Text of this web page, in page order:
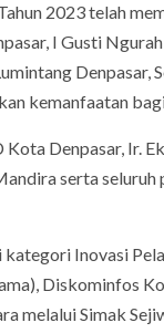
2023 telah
I Gusti
Denpasar,
kemanfaatan
Denpasar, Ir.
serta
Inovasi
Diskominfos
melalui Simak